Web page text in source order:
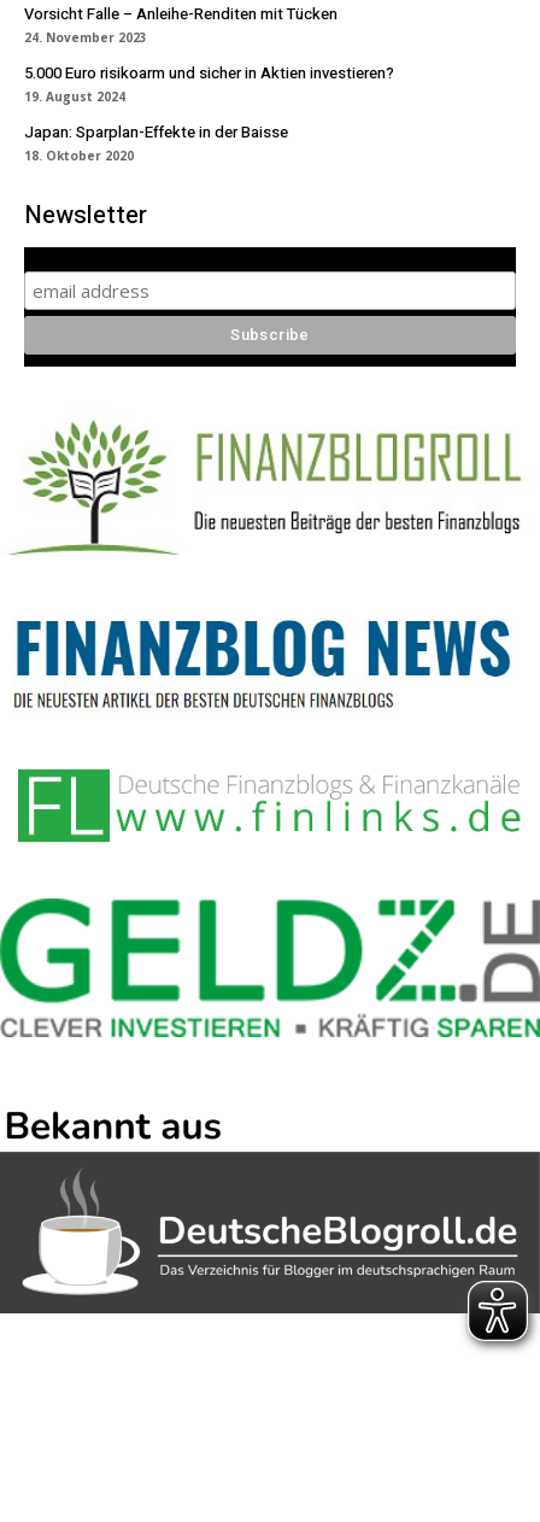
Vorsicht Falle – Anleihe-Renditen mit Tücken
24. November 2023
5.000 Euro risikoarm und sicher in Aktien investieren?
19. August 2024
Japan: Sparplan-Effekte in der Baisse
18. Oktober 2020
Newsletter